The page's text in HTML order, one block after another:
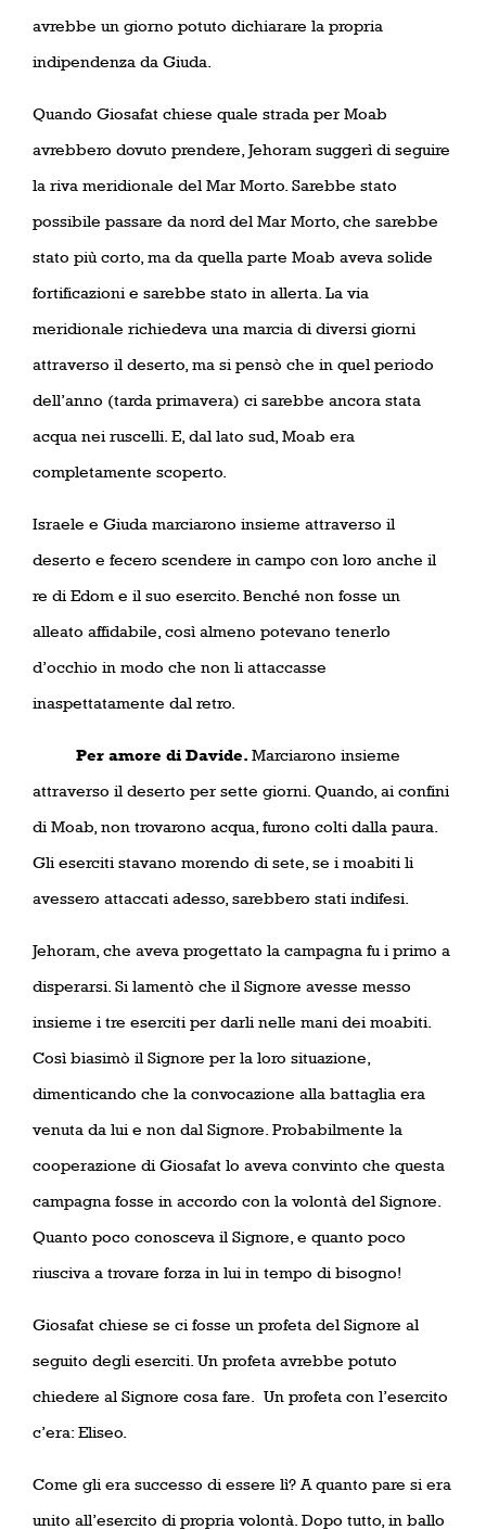
avrebbe un giorno potuto dichiarare la propria
indipendenza da Giuda.
Quando Giosafat chiese quale strada per Moab
avrebbero dovuto prendere, Jehoram suggerì di seguire
la riva meridionale del Mar Morto. Sarebbe stato
possibile passare da nord del Mar Morto, che sarebbe
stato più corto, ma da quella parte Moab aveva solide
fortificazioni e sarebbe stato in allerta. La via
meridionale richiedeva una marcia di diversi giorni
attraverso il deserto, ma si pensò che in quel periodo
dell’anno (tarda primavera) ci sarebbe ancora stata
acqua nei ruscelli. E, dal lato sud, Moab era
completamente scoperto.
Israele e Giuda marciarono insieme attraverso il
deserto e fecero scendere in campo con loro anche il
re di Edom e il suo esercito. Benché non fosse un
alleato affidabile, così almeno potevano tenerlo
d’occhio in modo che non li attaccasse
inaspettatamente dal retro.
Per amore di Davide. Marciarono insieme
attraverso il deserto per sette giorni. Quando, ai confini
di Moab, non trovarono acqua, furono colti dalla paura.
Gli eserciti stavano morendo di sete, se i moabiti li
avessero attaccati adesso, sarebbero stati indifesi.
Jehoram, che aveva progettato la campagna fu i primo a
disperarsi. Si lamentò che il Signore avesse messo
insieme i tre eserciti per darli nelle mani dei moabiti.
Così biasimò il Signore per la loro situazione,
dimenticando che la convocazione alla battaglia era
venuta da lui e non dal Signore. Probabilmente la
cooperazione di Giosafat lo aveva convinto che questa
campagna fosse in accordo con la volontà del Signore.
Quanto poco conosceva il Signore, e quanto poco
riusciva a trovare forza in lui in tempo di bisogno!
Giosafat chiese se ci fosse un profeta del Signore al
seguito degli eserciti. Un profeta avrebbe potuto
chiedere al Signore cosa fare.
Un profeta con l’esercito
c’era: Eliseo.
Come gli era successo di essere lì? A quanto pare si era
unito all’esercito di propria volontà. Dopo tutto, in ballo